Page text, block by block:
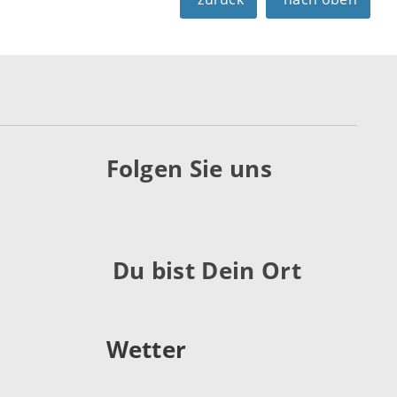
Folgen Sie uns
Du bist Dein Ort
Wetter